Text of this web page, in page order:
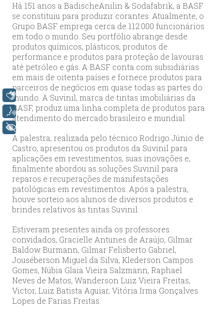
Há 151 anos a BadischeAnilin & Sodafabrik, a BASF
se constituiu para produzir corantes. Atualmente, o
Grupo BASF emprega cerca de 112.000 funcionários
em todo o mundo. Seu portfólio abrange desde
produtos químicos, plásticos, produtos de
performance e produtos para proteção de lavouras
até petróleo e gás. A BASF conta com subsidiárias
em mais de oitenta países e fornece produtos para
parceiros de negócios em quase todas as partes do
mundo. A Suvinil, marca de tintas imobiliárias da
BASF, produz uma linha completa de produtos para
atendimento do mercado brasileiro e mundial.
A palestra, realizada pelo técnico Rodrigo Júnio de
Castro, apresentou os produtos da Suvinil para
aplicações em revestimentos, suas inovações e,
finalmente abordou as soluções Suvinil para
reparos e recuperações de manifestações
patológicas em revestimentos. Após a palestra,
houve sorteio aos alunos de diversos produtos e
brindes relativos às tintas Suvinil.
Estiveram presentes ainda os professores
convidados, Gracielle Antunes de Araújo, Gilmar
Baldow Burmann, Gilmar Felisberto Gabriel,
Jouséberson Miguel da Silva, Klederson Campos
Gomes, Núbia Glaia Vieira Salzmann, Raphael
Neves de Matos, Wanderson Luiz Vieira Freitas,
Victor, Luiz Batista Aguiar, Vitória Irma Gonçalves
Lopes de Farias Freitas.
Libras
Voz